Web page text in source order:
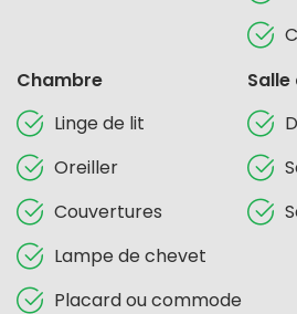
Chambre
Linge de lit
Oreiller
Couvertures
Lampe de chevet
Placard ou commode